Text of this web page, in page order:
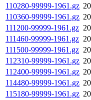
110280-99999-1961.gz
110360-99999-1961.gz
111200-99999-1961.gz
111460-99999-1961.gz
111500-99999-1961.gz
112310-99999-1961.gz
112400-99999-1961.gz
114480-99999-1961.gz
115180-99999-1961.gz